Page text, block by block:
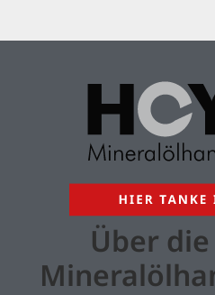
Über die